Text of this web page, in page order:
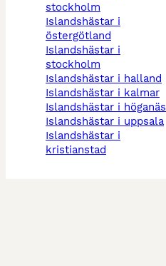
stockholm
islandshästar i
östergötland
islandshästar i
stockholm
islandshästar i halland
islandshästar i kalmar
islandshästar i höganäs
islandshästar i uppsala
islandshästar i
kristianstad